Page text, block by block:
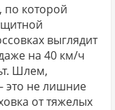
которой
выглядит
на 40 км/ч
Шлем,
это не лишние
от тяжелых